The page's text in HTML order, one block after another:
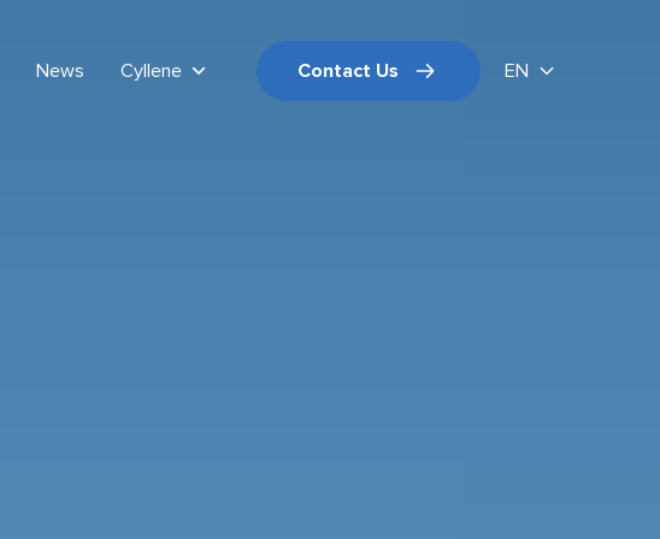
News Cyllene Contact Us EN